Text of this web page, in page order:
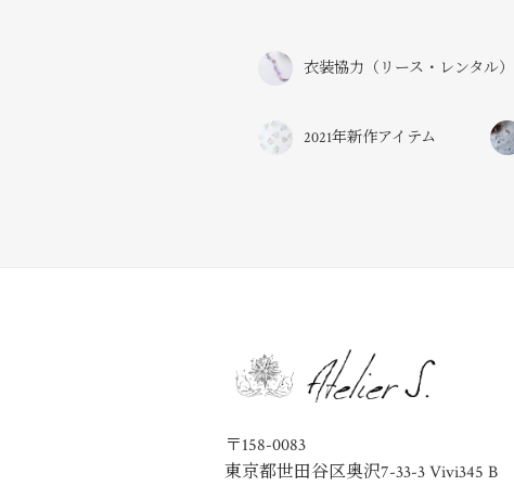
衣装協力（リース・レンタル）
2021年新作アイテム
〒158-0083
東京都世田谷区奥沢7-33-3 Vivi345 B